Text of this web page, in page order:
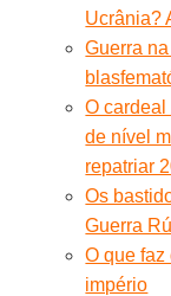
Ucrânia?
Guerra
O
de nível
repatriar
Os
Guerra
O que
império